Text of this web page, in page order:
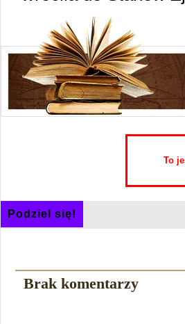
To
Podziel się!
Brak komentarzy